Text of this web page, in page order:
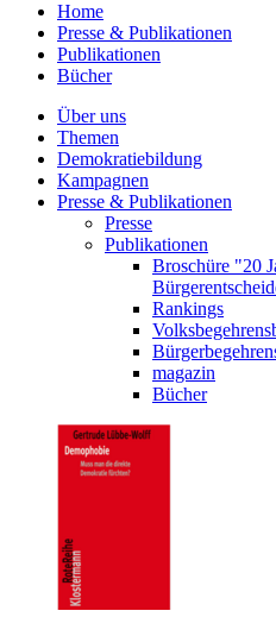
Home
Presse & Publikationen
Publikationen
Bücher
Über uns
Themen
Demokratiebildung
Kampagnen
Presse & Publikationen
Presse
Publikationen
Broschüre "20
Rankings
magazin
Bücher